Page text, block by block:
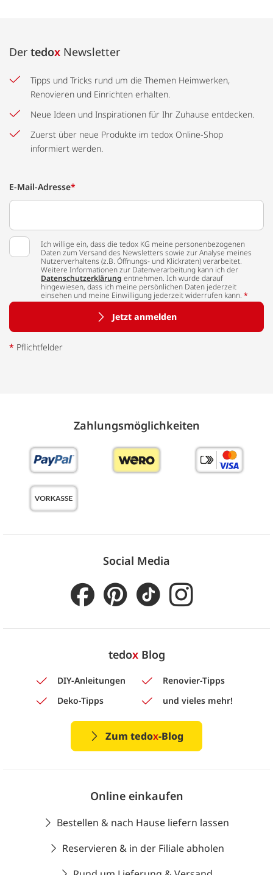
Der tedox Newsletter
Tipps und Tricks rund um die Themen Heimwerken,
Renovieren und Einrichten erhalten.
Neue Ideen und Inspirationen für Ihr Zuhause entdecken.
Zuerst über neue Produkte im tedox Online-Shop
informiert werden.
E-Mail-Adresse*
Ich willige ein, dass die tedox KG meine personenbezogenen
Daten zum Versand des Newsletters sowie zur Analyse meines
Nutzerverhaltens (z.B. Öffnungs- und Klickraten) verarbeitet.
Weitere Informationen zur Datenverarbeitung kann ich der
Datenschutzerklärung entnehmen. Ich wurde darauf
hingewiesen, dass ich meine persönlichen Daten jederzeit
einsehen und meine Einwilligung jederzeit widerrufen kann. *
Jetzt anmelden
* Pflichtfelder
Zahlungs­möglich­keiten
Social Media
tedoxBlog
DIY-Anleitungen
Renovier-Tipps
Deko-Tipps
und vieles mehr!
Zum tedox-Blog
Online einkaufen
Bestellen & nach Hause liefern lassen
Reservieren & in der Filiale abholen